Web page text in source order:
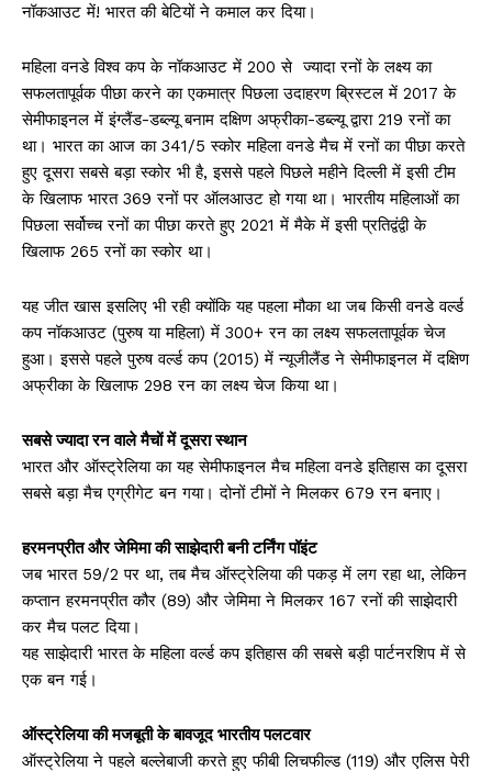
नॉकआउट में! भारत की बेटियों ने कमाल कर दिया।
महिला वनडे विश्व कप के नॉकआउट में 200 से ज्यादा रनों के लक्ष्य का
सफलतापूर्वक पीछा करने का एकमात्र पिछला उदाहरण ब्रिस्टल में 2017 के
सेमीफाइनल में इंग्लैंड-डब्ल्यू बनाम दक्षिण अफ्रीका-डब्ल्यू द्वारा 219 रनों का
था। भारत का आज का 341/5 स्कोर महिला वनडे मैच में रनों का पीछा करते
हुए दूसरा सबसे बड़ा स्कोर भी है, इससे पहले पिछले महीने दिल्ली में इसी टीम
के खिलाफ भारत 369 रनों पर ऑलआउट हो गया था। भारतीय महिलाओं का
पिछला सर्वोच्च रनों का पीछा करते हुए 2021 में मैके में इसी प्रतिद्वंद्वी के
खिलाफ 265 रनों का स्कोर था।
यह जीत खास इसलिए भी रही क्योंकि यह पहला मौका था जब किसी वनडे वर्ल्ड
कप नॉकआउट (पुरुष या महिला) में 300+ रन का लक्ष्य सफलतापूर्वक चेज
हुआ। इससे पहले पुरुष वर्ल्ड कप (2015) में न्यूजीलैंड ने सेमीफाइनल में दक्षिण
अफ्रीका के खिलाफ 298 रन का लक्ष्य चेज किया था।
सबसे ज्यादा रन वाले मैचों में दूसरा स्थान
भारत और ऑस्ट्रेलिया का यह सेमीफाइनल मैच महिला वनडे इतिहास का दूसरा
सबसे बड़ा मैच एग्रीगेट बन गया। दोनों टीमों ने मिलकर 679 रन बनाए।
हरमनप्रीत और जेमिमा की साझेदारी बनी टर्निंग पॉइंट
जब भारत 59/2 पर था, तब मैच ऑस्ट्रेलिया की पकड़ में लग रहा था, लेकिन
कप्तान हरमनप्रीत कौर (89) और जेमिमा ने मिलकर 167 रनों की साझेदारी
कर मैच पलट दिया।
यह साझेदारी भारत के महिला वर्ल्ड कप इतिहास की सबसे बड़ी पार्टनरशिप में से
एक बन गई।
ऑस्ट्रेलिया की मजबूती के बावजूद भारतीय पलटवार
ऑस्ट्रेलिया ने पहले बल्लेबाजी करते हुए फीबी लिचफील्ड (119) और एलिस पेरी